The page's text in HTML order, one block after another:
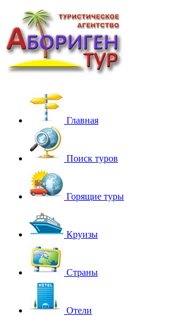
Главная
Поиск туров
Горящие туры
Круизы
Страны
Отели